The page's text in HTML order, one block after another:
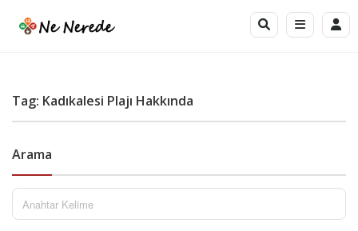
Tag: Kadıkalesi Plajı Hakkında
Arama